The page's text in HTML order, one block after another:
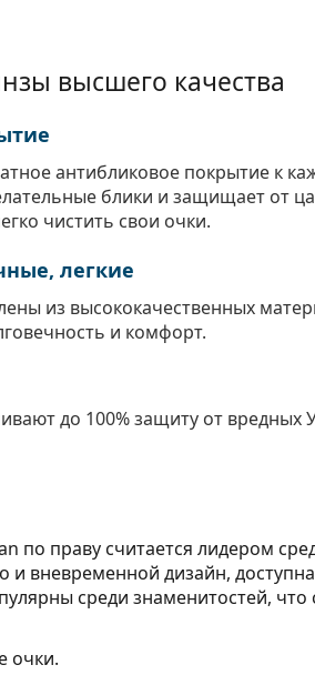
высшего качества
антибликовое покрытие к
блики и защищает от
чистить свои очки.
легкие
из высококачественных
и комфорт.
до 100% защиту от вредных
по праву считается лидером
и вневременной дизайн,
среди знаменитостей,
очки.